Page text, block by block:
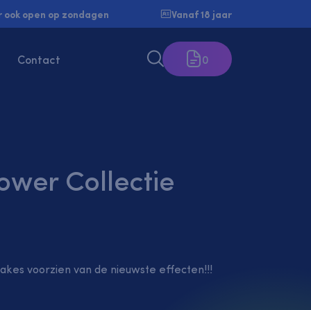
open op zondagen Vanaf 18 jaar
Contact 0
Collectie
voorzien van de nieuwste effecten!!!